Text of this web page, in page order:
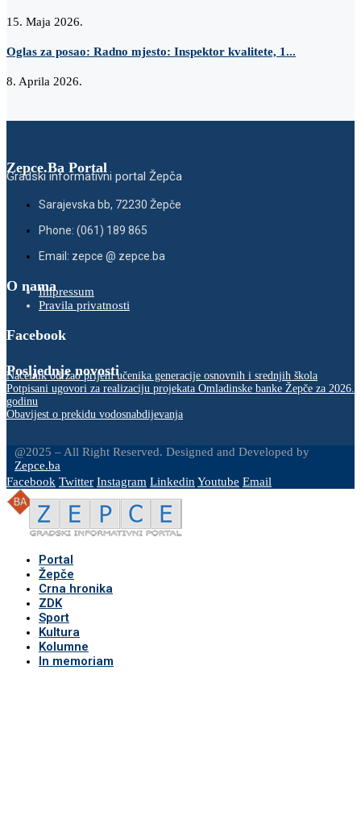
15. Maja 2026.
Oglas za posao: Radno mjesto: Inspektor kvalitete, 1...
8. Aprila 2026.
Zepce.Ba Portal
Gradski informativni portal Žepča
Sarajevska bb, 72230 Žepče
Phone: (061) 189 865
Email: zepce @ zepce.ba
O namaImpressum
Pravila privatnosti
Facebook
Posljednje novosti
Načelnik održao prijem učenika generacije osnovnih i srednjih škola
Potpisani ugovori za realizaciju projekata Omladinske banke Žepče za 2026.
godinu
Obavijest o prekidu vodosnabdijevanja
@2025 – All Right Reserved. Designed and Developed by
Zepce.ba
Facebook Twitter Instagram LinkedinYoutube Email
Portal
Žepče
Crna hronika
ZDK
Sport
Kultura
Kolumne
In memoriam